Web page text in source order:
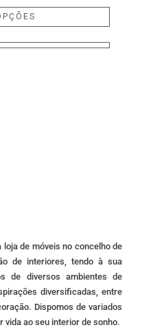
This
has
loja de móveis no concelho de
de interiores, tendo à sua
de diversos ambientes de
diversificadas, entre
Dispomos de variados
ao seu interior de sonho.